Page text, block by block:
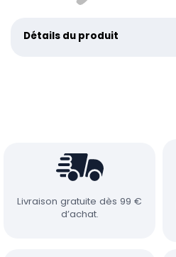
Détails du produit
Livraison gratuite dès 99 €
d’achat.